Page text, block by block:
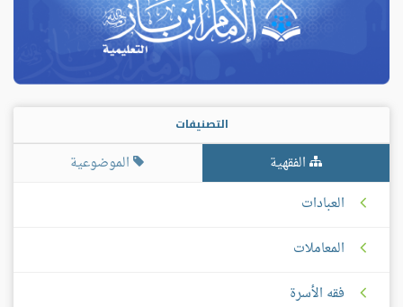
التصنيفات
الفقهية
الموضوعية
العبادات
المعاملات
فقه الأسرة